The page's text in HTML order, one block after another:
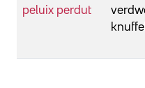
peluix perdut
knuffel